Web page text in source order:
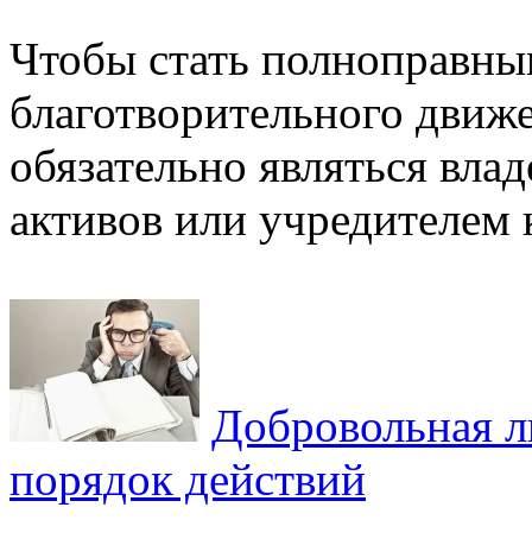
Чтобы стать
благотворительного
обязательно являться
активов или
Добровольная
порядок действий